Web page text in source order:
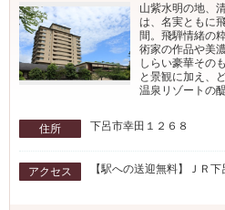
山紫水明の地、
は、名実ともに
間。飛騨情緒の
術家の作品や美
しらい豪華その
と景観に加え、
温泉リゾートの
住所 下呂市幸田１２６８
アクセス 【駅への送迎無料】ＪＲ